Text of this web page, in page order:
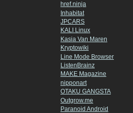
href.ninja
Inhabitat
JPCARS
KALI Linux
Kasia Van Maren
Kryptowiki
Line Mode Browser
ListenBrainz
MAKE Magazine
nipponart
OTAKU GANGSTA
Outgrow.me
Paranoid Android